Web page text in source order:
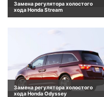
Замена регулятора холостого
хода Honda Stream
Замена регулятора холостого
хода Honda Odyssey